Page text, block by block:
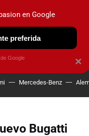
OBSERVATORIO
Mercedes-Benz
Bugatti
×
en Google
preferida
Google